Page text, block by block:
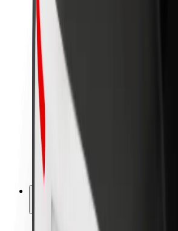
Blog
Actualités
Lignes directrices de marque
Notre mission
Relations investisseurs
Équipe de direction
La marque
Ressources
Fonds urbain
Sécurité des passagers